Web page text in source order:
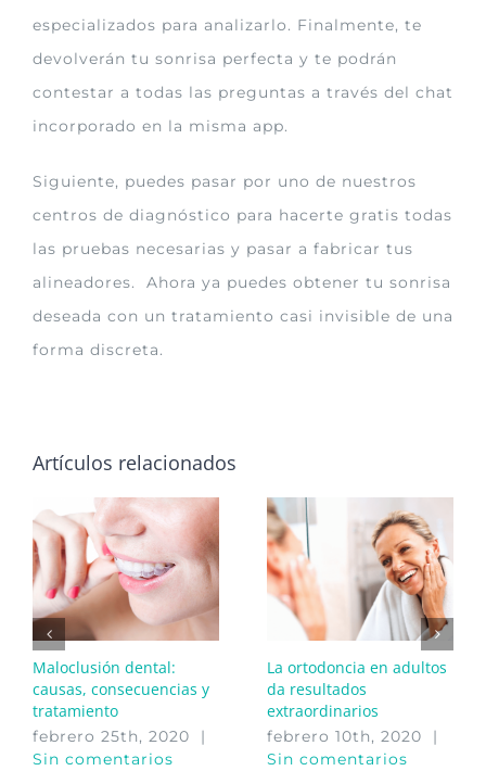
especializados para analizarlo. Finalmente, te
devolverán tu sonrisa perfecta y te podrán
contestar a todas las preguntas a través del chat
incorporado en la misma app.
Siguiente, puedes pasar por uno de nuestros
centros de diagnóstico para hacerte gratis todas
las pruebas necesarias y pasar a fabricar tus
alineadores. Ahora ya puedes obtener tu sonrisa
deseada con un tratamiento casi invisible de una
forma discreta.
Artículos relacionados
Maloclusión dental:
causas, consecuencias y
tratamiento
febrero 25th, 2020
|
Sin comentarios
La ortodoncia en adultos
da resultados
extraordinarios
febrero 10th, 2020
|
Sin comentarios